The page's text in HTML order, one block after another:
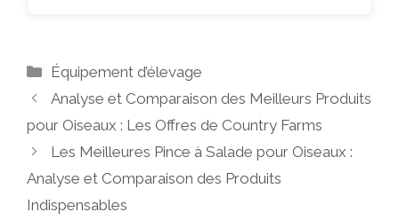
Catégories
Équipement d’élevage
Analyse et Comparaison des Meilleurs Produits
pour Oiseaux : Les Offres de Country Farms
Les Meilleures Pince à Salade pour Oiseaux :
Analyse et Comparaison des Produits
Indispensables